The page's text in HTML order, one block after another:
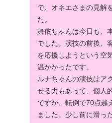
で、オネエさまの見解
た。
舞依ちゃんは今日も、
でした。演技の前後、
を応援しようという空
温かかったです。
ルナちゃんの演技はア
せる力もあって、個人
ですが、転倒で70点越
ました。少し前に滑っ